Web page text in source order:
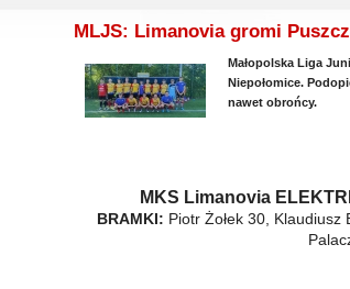
MLJS: Limanovia gromi
Małopolska Liga
Niepołomice.
nawet obrońcy.
MKS Limanovia
BRAMKI: Piotr Żołek 30,